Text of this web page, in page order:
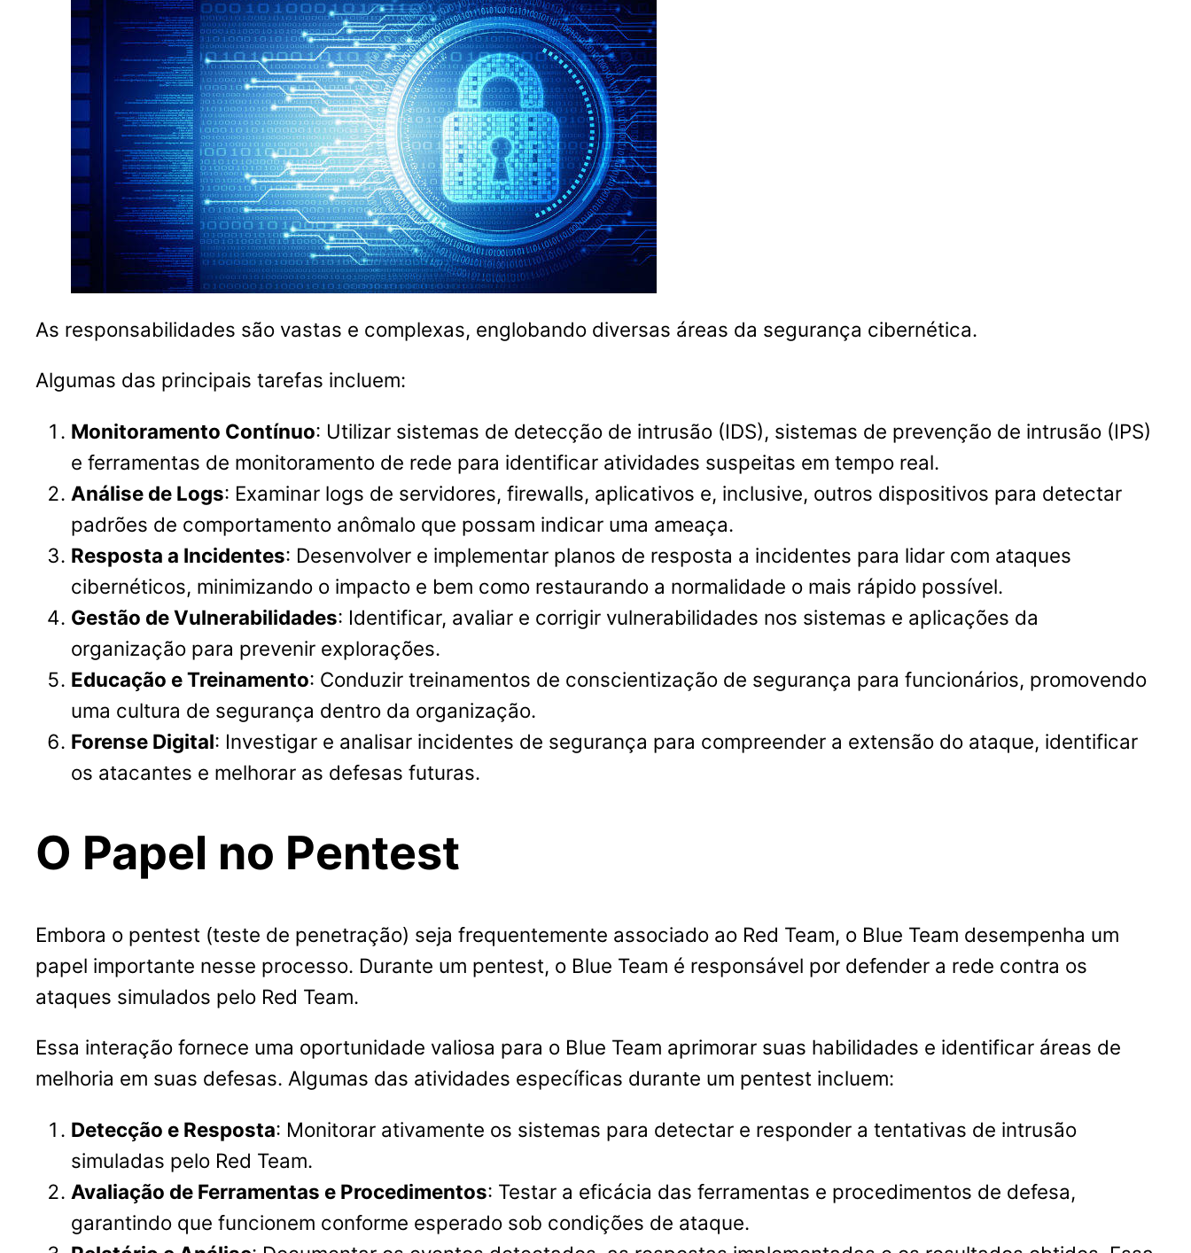
As responsabilidades são vastas e complexas, englobando diversas áreas da segurança cibernética.
Algumas das principais tarefas incluem:
Monitoramento Contínuo: Utilizar sistemas de detecção de intrusão (IDS), sistemas de prevenção de intrusão (IPS)
e ferramentas de monitoramento de rede para identificar atividades suspeitas em tempo real.
Análise de Logs: Examinar logs de servidores, firewalls, aplicativos e, inclusive, outros dispositivos para detectar
padrões de comportamento anômalo que possam indicar uma ameaça.
Resposta a Incidentes: Desenvolver e implementar planos de resposta a incidentes para lidar com ataques
cibernéticos, minimizando o impacto e bem como restaurando a normalidade o mais rápido possível.
Gestão de Vulnerabilidades: Identificar, avaliar e corrigir vulnerabilidades nos sistemas e aplicações da
organização para prevenir explorações.
Educação e Treinamento: Conduzir treinamentos de conscientização de segurança para funcionários, promovendo
uma cultura de segurança dentro da organização.
Forense Digital: Investigar e analisar incidentes de segurança para compreender a extensão do ataque, identificar
os atacantes e melhorar as defesas futuras.
O Papel no Pentest
Embora o pentest (teste de penetração) seja frequentemente associado ao Red Team, o Blue Team desempenha um
papel importante nesse processo. Durante um pentest, o Blue Team é responsável por defender a rede contra os
ataques simulados pelo Red Team.
Essa interação fornece uma oportunidade valiosa para o Blue Team aprimorar suas habilidades e identificar áreas de
melhoria em suas defesas. Algumas das atividades específicas durante um pentest incluem:
Detecção e Resposta: Monitorar ativamente os sistemas para detectar e responder a tentativas de intrusão
simuladas pelo Red Team.
Avaliação de Ferramentas e Procedimentos: Testar a eficácia das ferramentas e procedimentos de defesa,
garantindo que funcionem conforme esperado sob condições de ataque.